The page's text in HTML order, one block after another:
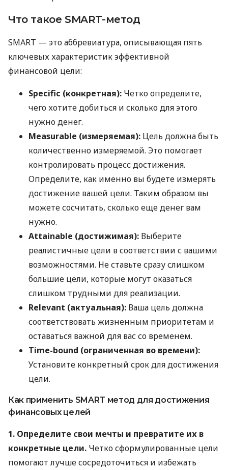
Что такое SMART-метод
SMART — это аббревиатура, описывающая пять
ключевых характеристик эффективной
финансовой цели:
Specific (конкретная): Четко определите,
чего хотите добиться и сколько для этого
нужно денег.
Measurable (измеряемая): Цель должна быть
количественно измеряемой. Это помогает
контролировать процесс достижения.
Определите, как именно вы будете измерять
достижение вашей цели. Таким образом вы
можете сосчитать, сколько еще денег вам
нужно.
Attainable (достижимая): Выберите
реалистичные цели в соответствии с вашими
возможностями. Не ставьте сразу слишком
большие цели, которые могут оказаться
слишком трудными для реализации.
Relevant (актуальная): Ваша цель должна
соответствовать жизненным приоритетам и
оставаться важной для вас со временем.
Time-bound (ограниченная во времени):
Установите конкретный срок для достижения
цели.
Как применить SMART метод для достижения
финансовых целей
1. Определите свои мечты и превратите их в
конкретные цели. Четко сформулированные цели
помогают лучше сосредоточиться и избежать